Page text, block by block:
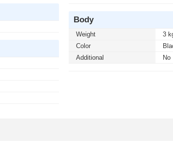
Body
Weight
3
Color
Additional
No